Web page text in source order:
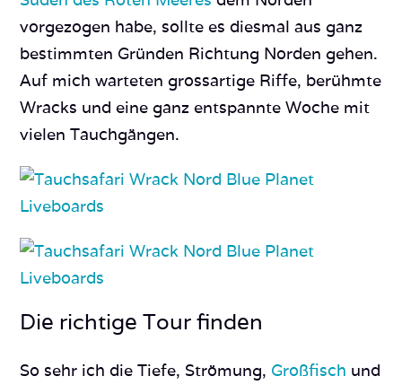
vorgezogen habe, sollte es diesmal aus ganz
bestimmten Gründen Richtung Norden gehen.
Auf mich warteten grossartige Riffe, berühmte
Wracks und eine ganz entspannte Woche mit
vielen Tauchgängen.
Die richtige Tour finden
So sehr ich die Tiefe, Strömung, Großfisch und